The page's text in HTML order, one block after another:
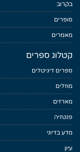
בקרוב
סופרים
מאמרים
קטלוג ספרים
ספרים דיגיטלים
מוזלים
מארזים
פנטזיה
מדע בדיוני
עיון